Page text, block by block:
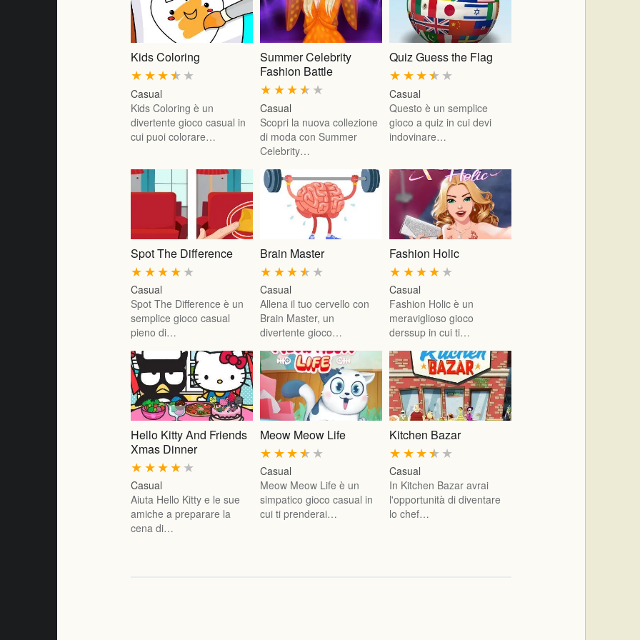
Kids Coloring
★
★
★
★
★
Casual
Kids Coloring è un
divertente gioco casual in
cui puoi colorare…
Summer Celebrity
Fashion Battle
★
★
★
★
★
Casual
Scopri la nuova collezione
di moda con Summer
Celebrity…
Quiz Guess the Flag
★
★
★
★
★
Casual
Questo è un semplice
gioco a quiz in cui devi
indovinare…
Spot The Difference
★
★
★
★
★
Casual
Spot The Difference è un
semplice gioco casual
pieno di…
Brain Master
★
★
★
★
★
Casual
Allena il tuo cervello con
Brain Master, un
divertente gioco…
Fashion Holic
★
★
★
★
★
Casual
Fashion Holic è un
meraviglioso gioco
derssup in cui ti…
Hello Kitty And Friends
Xmas Dinner
★
★
★
★
★
Casual
Aiuta Hello Kitty e le sue
amiche a preparare la
cena di…
Meow Meow Life
★
★
★
★
★
Casual
Meow Meow Life è un
simpatico gioco casual in
cui ti prenderai…
Kitchen Bazar
★
★
★
★
★
Casual
In Kitchen Bazar avrai
l'opportunità di diventare
lo chef…